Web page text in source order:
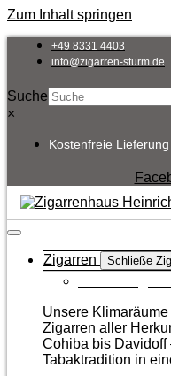
Zum Inhalt springen
+49 8331 4403
info@zigarren-sturm.de
Suche
×
Kostenfreie
Zigarren Schließe
Unsere
Zigarren aller
Cohiba bis Davidoff
Tabaktradition in